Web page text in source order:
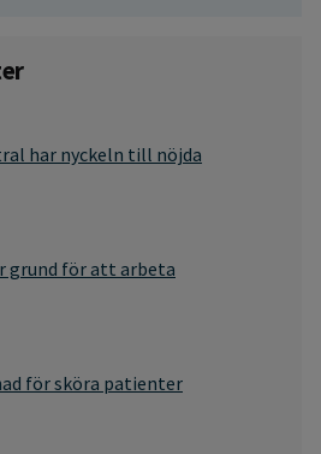
har nyckeln till nöjda
grund för att arbeta
för sköra patienter